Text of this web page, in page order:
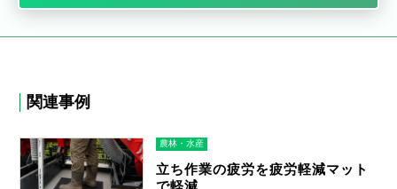
関連事例
農林・水産
立ち作業の疲労を疲労軽減マット
で軽減